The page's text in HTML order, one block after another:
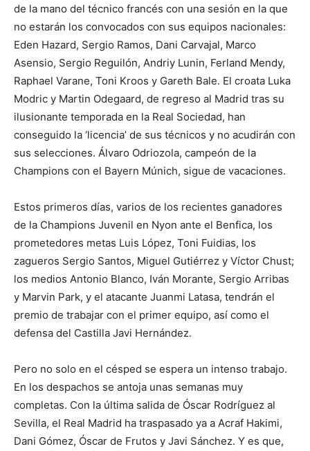
de la mano del técnico francés con una sesión en la que
no estarán los convocados con sus equipos nacionales:
Eden Hazard, Sergio Ramos, Dani Carvajal, Marco
Asensio, Sergio Reguilón, Andriy Lunin, Ferland Mendy,
Raphael Varane, Toni Kroos y Gareth Bale. El croata Luka
Modric y Martin Odegaard, de regreso al Madrid tras su
ilusionante temporada en la Real Sociedad, han
conseguido la ‘licencia’ de sus técnicos y no acudirán con
sus selecciones. Álvaro Odriozola, campeón de la
Champions con el Bayern Múnich, sigue de vacaciones.
Estos primeros días, varios de los recientes ganadores
de la Champions Juvenil en Nyon ante el Benfica, los
prometedores metas Luis López, Toni Fuidias, los
zagueros Sergio Santos, Miguel Gutiérrez y Víctor Chust;
los medios Antonio Blanco, Iván Morante, Sergio Arribas
y Marvin Park, y el atacante Juanmi Latasa, tendrán el
premio de trabajar con el primer equipo, así como el
defensa del Castilla Javi Hernández.
Pero no solo en el césped se espera un intenso trabajo.
En los despachos se antoja unas semanas muy
completas. Con la última salida de Óscar Rodríguez al
Sevilla, el Real Madrid ha traspasado ya a Acraf Hakimi,
Dani Gómez, Óscar de Frutos y Javi Sánchez. Y es que,